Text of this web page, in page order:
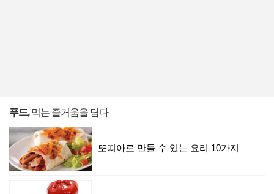
푸드,먹는 즐거움을 담다
또띠아로 만들 수 있는 요리 10가지